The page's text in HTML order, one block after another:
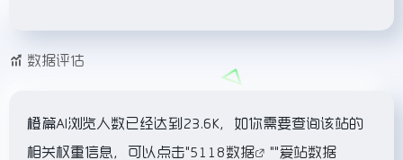
数据评估
橙篇AI浏览人数已经达到23.6K，如你需要查询该站的
相关权重信息，可以点击"5118数据 ""爱站数据